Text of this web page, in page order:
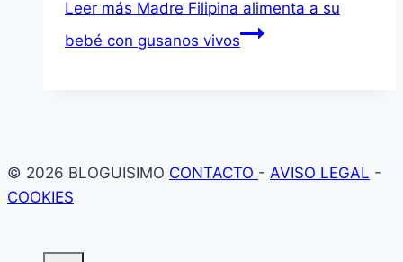
Leer más Madre Filipina alimenta a su
bebé con gusanos vivos
© 2026 BLOGUISIMO CONTACTO - AVISO LEGAL -
COOKIES